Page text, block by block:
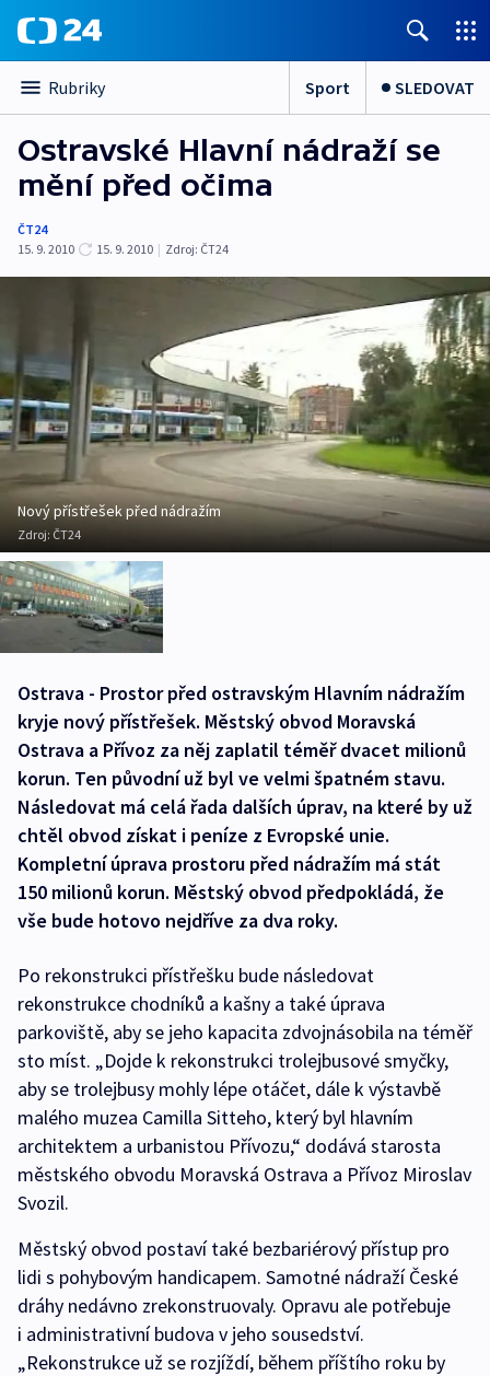
Rubriky Sport SLEDOVAT
Ostravské Hlavní nádraží se
mění před očima
ČT24
15. 9. 2010
15. 9. 2010 | Zdroj: ČT24
Nový přístřešek před nádražím
Zdroj: ČT24
Ostrava - Prostor před ostravským Hlavním nádražím
kryje nový přístřešek. Městský obvod Moravská
Ostrava a Přívoz za něj zaplatil téměř dvacet milionů
korun. Ten původní už byl ve velmi špatném stavu.
Následovat má celá řada dalších úprav, na které by už
chtěl obvod získat i peníze z Evropské unie.
Kompletní úprava prostoru před nádražím má stát
150 milionů korun. Městský obvod předpokládá, že
vše bude hotovo nejdříve za dva roky.
Po rekonstrukci přístřešku bude následovat
rekonstrukce chodníků a kašny a také úprava
parkoviště, aby se jeho kapacita zdvojnásobila na téměř
sto míst. „Dojde k rekonstrukci trolejbusové smyčky,
aby se trolejbusy mohly lépe otáčet, dále k výstavbě
malého muzea Camilla Sitteho, který byl hlavním
architektem a urbanistou Přívozu,“ dodává starosta
městského obvodu Moravská Ostrava a Přívoz Miroslav
Svozil.
Městský obvod postaví také bezbariérový přístup pro
lidi s pohybovým handicapem. Samotné nádraží České
dráhy nedávno zrekonstruovaly. Opravu ale potřebuje
i administrativní budova v jeho sousedství.
„Rekonstrukce už se rozjíždí, během příštího roku by